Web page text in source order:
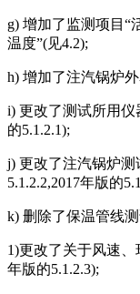
g) 增加了监测项目“
温度”(见4.2);
h) 增加了注汽锅炉
i) 更改了测试所用仪
的5.1.2.1);
j) 更改了注汽锅炉
5.1.2.2,2017年版的
k) 删除了保温管线
1)更改了关于风速、
年版的5.1.2.3);